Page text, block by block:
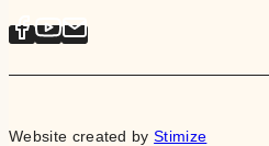
Website created byStimize